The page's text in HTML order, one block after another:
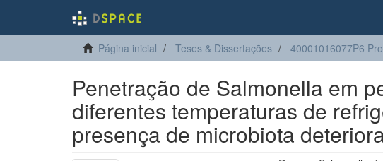
Página inicial Teses & Dissertações 40001016077P6
Penetração de Salmonella em
diferentes temperaturas de
presença de microbiota